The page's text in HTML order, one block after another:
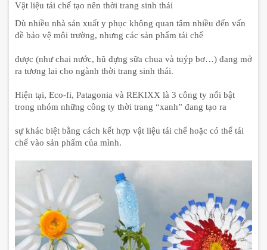
n
Vật liệu tái chế tạo nên thời trang sinh thái
Dù nhiều nhà sản xuất y phục không quan tâm nhiều đến vấn
đề bảo vệ môi trường, nhưng các sản phẩm tái chế
được (như chai nước, hũ đựng sữa chua và tuýp bơ…) đang mở
ra tương lai cho ngành thời trang sinh thái.
Hiện tại, Eco-fi, Patagonia và REKIXX là 3 công ty nổi bật
trong nhóm những công ty thời trang “xanh” đang tạo ra
sự khác biệt bằng cách kết hợp vật liệu tái chế hoặc có thể tái
chế vào sản phẩm của mình.